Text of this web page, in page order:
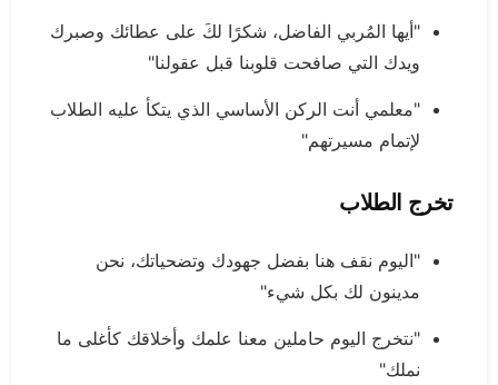
"أيها المُربي الفاضل، شكرًا لكَ على عطائك وصبرك
ويدك التي صافحت قلوبنا قبل عقولنا"
"معلمي أنت الركن الأساسي الذي يتكأ عليه الطلاب
لإتمام مسيرتهم"
تخرج الطلاب
"اليوم نقف هنا بفضل جهودك وتضحياتك، نحن
مدينون لك بكل شيء"
"نتخرج اليوم حاملين معنا علمك وأخلاقك كأغلى ما
نملك"